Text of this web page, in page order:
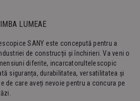
LUMEAE
SANY este concepută pentru a
de construcții și închirieri. Va veni o
diferite, incarcatorultelescopic
siguranța, durabilitatea, versatilitatea și
de care aveți nevoie pentru a concura pe